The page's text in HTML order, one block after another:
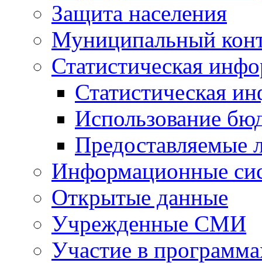
Защита населения
Муниципальный
Статистическая
Статистическая
Использование
Предоставляемые
Информационные
Открытые данные
Учрежденные СМИ
Участие в